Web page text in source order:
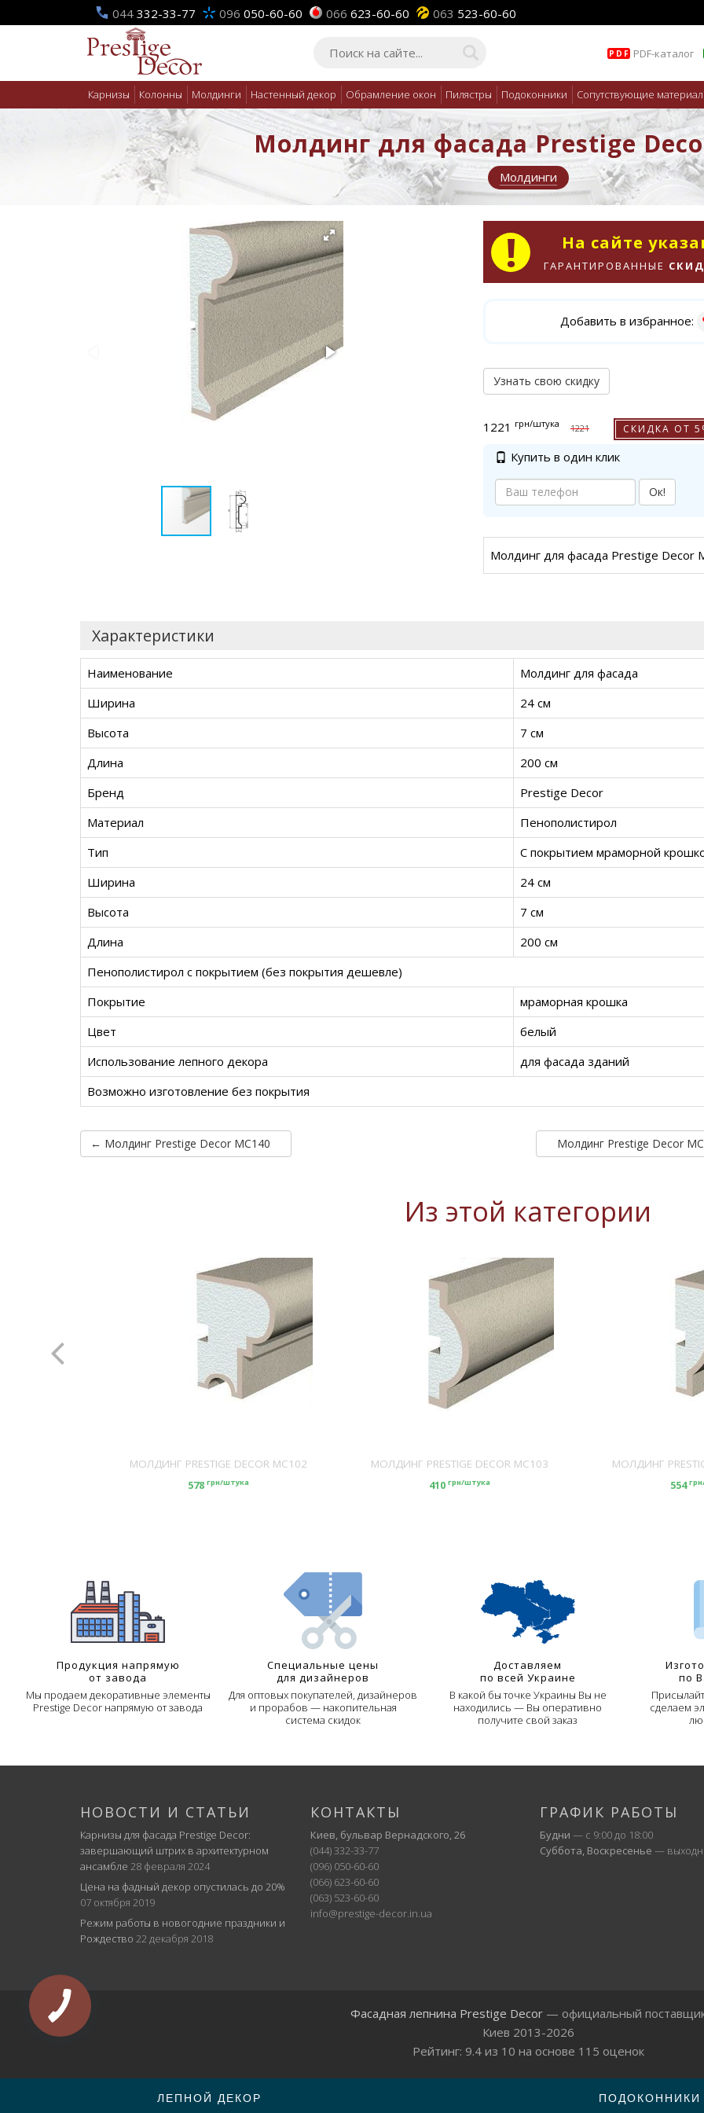
044 332-33-77 096 050-60-60 066 623-60-60 063 523-60-60
PDF PDF-каталог
Карнизы Колонны Молдинги Настенный декор Обрамление окон Пилястры Подоконники Сопутствующие
Молдинг для фасада Prestige
Молдинги
На сайте
ГАРАНТИРОВАННЫЕ
Добавить в избранное:
Узнать свою скидку
1221 грн/штука 1221 СКИДКА ОТ
Купить в один клик
Ок!
Молдинг для фасада Prestige Decor
Характеристики
Наименование
Молдинг для фасада
Ширина
24 см
Высота
7 см
Длина
200 см
Бренд
Prestige Decor
Материал
Пенополистирол
Тип
С покрытием мраморной
Ширина
24 см
Высота
7 см
Длина
200 см
Пенополистирол с покрытием (без покрытия дешевле)
Покрытие
мраморная крошка
Цвет
белый
Использование лепного декора
для фасада зданий
Возможно изготовление без покрытия
← Молдинг Prestige Decor MC140 Молдинг Prestige Decor
Из этой категории
МОЛДИНГ PRESTIGE DECOR MC102
578 грн/штука
МОЛДИНГ PRESTIGE DECOR MC103
410 грн/штука
МОЛДИНГ
554
Продукция напрямую
от завода
Мы продаем декоративные элементы
Prestige Decor напрямую от завода
Специальные цены
для дизайнеров
Для оптовых покупателей, дизайнеров
и прорабов — накопительная
система скидок
Доставляем
по всей Украине
В какой бы точке Украины Вы не
находились — Вы оперативно
получите свой заказ
по
сделаем
НОВОСТИ И СТАТЬИ
Карнизы для фасада Prestige Decor:
завершающий штрих в архитектурном
ансамбле 28 февраля 2024
Цена на фадный декор опустилась до 20%
07 октября 2019
Режим работы в новогодние праздники и
Рождество 22 декабря 2018
КОНТАКТЫ
Киев, бульвар Вернадского, 26
(044) 332-33-77
(096) 050-60-60
(066) 623-60-60
(063) 523-60-60
info@prestige-decor.in.ua
ГРАФИК РАБОТЫ
Будни — с 9:00 до 18:00
Суббота, Воскресенье —
Фасадная лепнина Prestige Decor— официальный
Киев 2013-2026
Рейтинг: 9.4из 10 на основе 115 оценок
ЛЕПНОЙ ДЕКОР
ПОДОКОННИКИ